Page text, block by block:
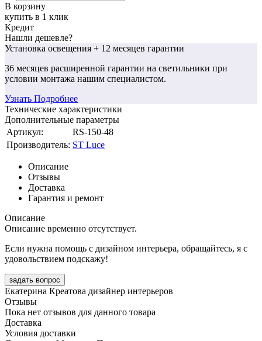
В корзину
купить в 1 клик
Кредит
Нашли дешевле?
Установка освещения + 12 месяцев гарантии
36 месяцев расширенной гарантии на светильники при
условии монтажа нашим специалистом.
Узнать Подробнее
Технические характеристики
Дополнительные параметры
Артикул:
RS-150-48
Производитель: ST Luce
Описание
Отзывы
Доставка
Гарантия и ремонт
Описание
Описание временно отсутствует.
Если нужна помощь с дизайном интерьера, обращайтесь, я с
удовольствием подскажу!
задать вопрос
Екатерина Креатова дизайнер интерьеров
Отзывы
Пока нет отзывов для данного товара
Доставка
Условия доставки